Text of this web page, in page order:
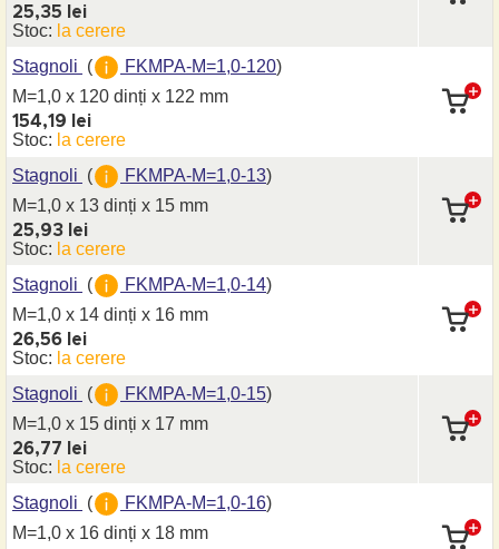
25,35 lei
Stoc: la cerere
Stagnoli ( FKMPA-M=1,0-120)
M=1,0 x 120 dinți x 122 mm
154,19 lei
Stoc: la cerere
Stagnoli ( FKMPA-M=1,0-13)
M=1,0 x 13 dinți x 15 mm
25,93 lei
Stoc: la cerere
Stagnoli ( FKMPA-M=1,0-14)
M=1,0 x 14 dinți x 16 mm
26,56 lei
Stoc: la cerere
Stagnoli ( FKMPA-M=1,0-15)
M=1,0 x 15 dinți x 17 mm
26,77 lei
Stoc: la cerere
Stagnoli ( FKMPA-M=1,0-16)
M=1,0 x 16 dinți x 18 mm